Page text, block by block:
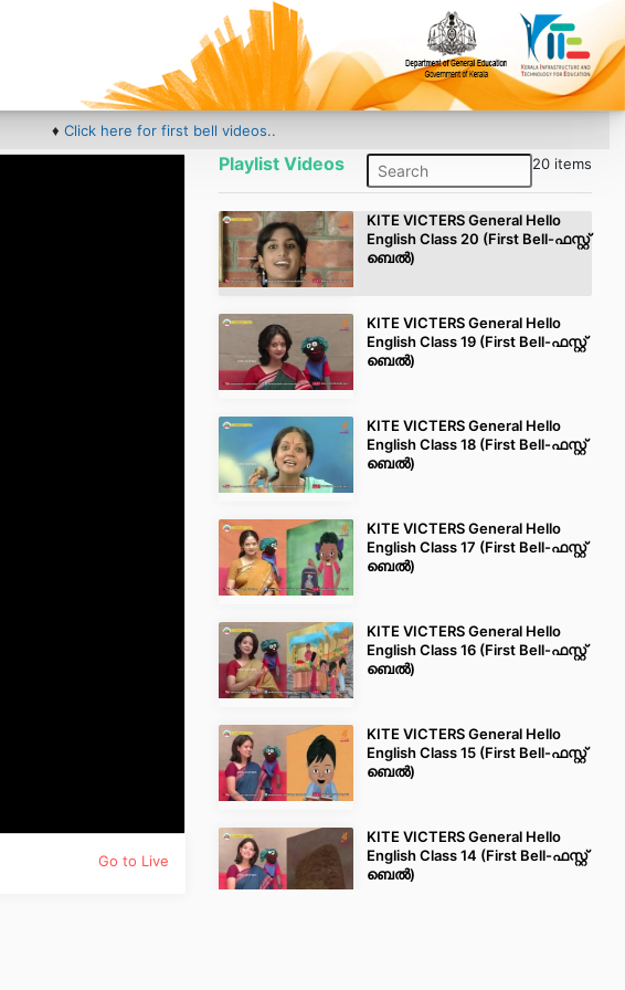
Click here for first bell videos..
Go to Live
20 items
Playlist Videos
KITE VICTERS General Hello
English Class 20 (First Bell-ഫസ്റ്റ്
ബെല്‍)
KITE VICTERS General Hello
English Class 19 (First Bell-ഫസ്റ്റ്
ബെല്‍)
KITE VICTERS General Hello
English Class 18 (First Bell-ഫസ്റ്റ്
ബെല്‍)
KITE VICTERS General Hello
English Class 17 (First Bell-ഫസ്റ്റ്
ബെല്‍)
KITE VICTERS General Hello
English Class 16 (First Bell-ഫസ്റ്റ്
ബെല്‍)
KITE VICTERS General Hello
English Class 15 (First Bell-ഫസ്റ്റ്
ബെല്‍)
KITE VICTERS General Hello
English Class 14 (First Bell-ഫസ്റ്റ്
ബെല്‍)